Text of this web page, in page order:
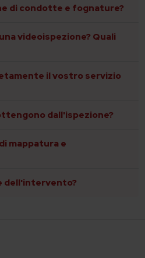
di condotte e fognature?
videoispezione? Quali
il vostro servizio
dall'ispezione?
mappatura e
dell'intervento?